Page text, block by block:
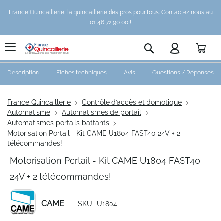
France Quincaillerie, la quincaillerie des pros pour tous. Contactez nous au
01 46 72 90 00 !
Rechercher
France Quincaillerie
Contrôle d’accès et domotique
Automatisme
Automatismes de portail
Automatismes portails battants
Motorisation Portail - Kit CAME U1804 FAST40 24V + 2
télécommandes!
Motorisation Portail - Kit CAME U1804 FAST40
24V + 2 télécommandes!
CAME SKU U1804
Description Fiches techniques Avis Questions / Réponses